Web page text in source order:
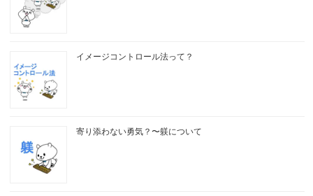
イメージコントロール法って？
寄り添わない勇気？〜躾について